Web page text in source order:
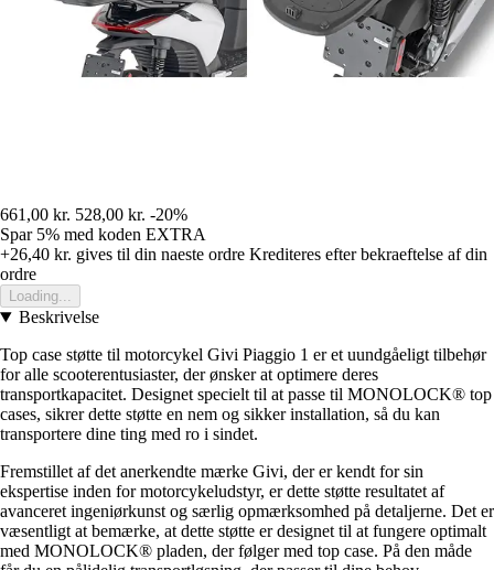
661,00 kr. 528,00 kr. -20%
Spar 5% med koden EXTRA
+26,40 kr. gives til din naeste ordre Krediteres efter bekraeftelse af din
ordre
Loading...
Beskrivelse
Top case støtte til motorcykel Givi Piaggio 1 er et uundgåeligt tilbehør
for alle scooterentusiaster, der ønsker at optimere deres
transportkapacitet. Designet specielt til at passe til MONOLOCK® top
cases, sikrer dette støtte en nem og sikker installation, så du kan
transportere dine ting med ro i sindet.
Fremstillet af det anerkendte mærke Givi, der er kendt for sin
ekspertise inden for motorcykeludstyr, er dette støtte resultatet af
avanceret ingeniørkunst og særlig opmærksomhed på detaljerne. Det er
væsentligt at bemærke, at dette støtte er designet til at fungere optimalt
med MONOLOCK® pladen, der følger med top case. På den måde